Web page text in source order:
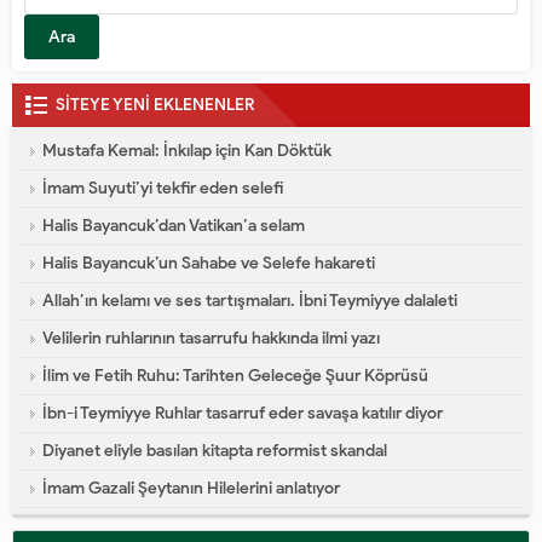
SİTEYE YENİ EKLENENLER
Mustafa Kemal: İnkılap için Kan Döktük
İmam Suyuti’yi tekfir eden selefi
Halis Bayancuk’dan Vatikan’a selam
Halis Bayancuk’un Sahabe ve Selefe hakareti
Allah’ın kelamı ve ses tartışmaları. İbni Teymiyye dalaleti
Velilerin ruhlarının tasarrufu hakkında ilmi yazı
İlim ve Fetih Ruhu: Tarihten Geleceğe Şuur Köprüsü
İbn-i Teymiyye Ruhlar tasarruf eder savaşa katılır diyor
Diyanet eliyle basılan kitapta reformist skandal
İmam Gazali Şeytanın Hilelerini anlatıyor